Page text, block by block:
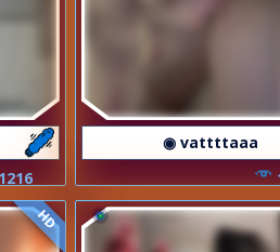
1216
◉ vattttaaa
HD